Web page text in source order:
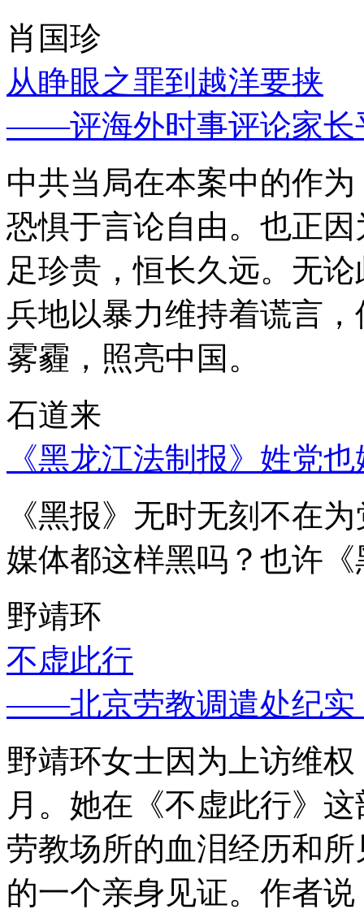
肖国珍
从睁眼之罪到越洋要挟
——评海外时事评论家长
中共当局在本案中的作
恐惧于言论自由。也正
足珍贵，恒长久远。无
兵地以暴力维持着谎言
雾霾，照亮中国。
石道来
《黑龙江法制报》姓党
《黑报》无时无刻不在
媒体都这样黑吗？也许
野靖环
不虚此行
——北京劳教调遣处纪实
野靖环女士因为上访维
月。她在《不虚此行》
劳教场所的血泪经历和
的一个亲身见证。作者